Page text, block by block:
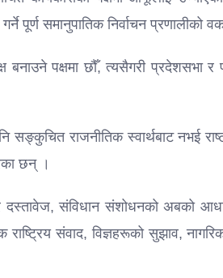
पूर्ण समानुपातिक निर्वाचन प्रणालीको
बनाउने पक्षमा छौँ, त्यसैगरी प्रदेशसभा
राजनीतिक स्वार्थबाट नभई
छन् ।
दस्तावेज, संविधान संशोधनको अबको
राष्ट्रिय संवाद, विज्ञहरूको सुझाव,